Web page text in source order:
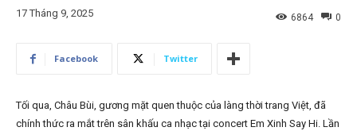
17 Tháng 9, 2025 0
6864
Facebook Twitter
Tối qua, Châu Bùi, gương mặt quen thuộc của làng thời trang Việt, đã
chính thức ra mắt trên sân khấu ca nhạc tại concert Em Xinh Say Hi. Lần